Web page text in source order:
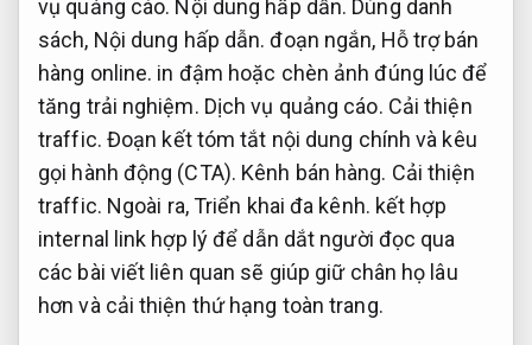
vụ quảng cáo. Nội dung hấp dẫn. Dùng danh
sách, Nội dung hấp dẫn. đoạn ngắn, Hỗ trợ bán
hàng online. in đậm hoặc chèn ảnh đúng lúc để
tăng trải nghiệm. Dịch vụ quảng cáo. Cải thiện
traffic. Đoạn kết tóm tắt nội dung chính và kêu
gọi hành động (CTA). Kênh bán hàng. Cải thiện
traffic. Ngoài ra,Triển khai đa kênh. kết hợp
internal link hợp lý để dẫn dắt người đọc qua
các bài viết liên quan sẽ giúp giữ chân họ lâu
hơn và cải thiện thứ hạng toàn trang.